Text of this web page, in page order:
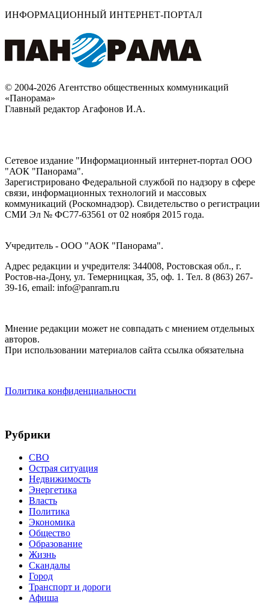
ИНФОРМАЦИОННЫЙ ИНТЕРНЕТ-ПОРТАЛ
© 2004-2026 Агентство общественных коммуникаций
«Панорама»
Главный редактор Агафонов И.А.
Сетевое издание "Информационный интернет-портал ООО
"АОК "Панорама".
Зарегистрировано Федеральной службой по надзору в сфере
связи, информационных технологий и массовых
коммуникаций (Роскомнадзор). Cвидетельство о регистрации
СМИ Эл № ФС77-63561 от 02 ноября 2015 года.
Учредитель - ООО "АОК "Панорама".
Адрес редакции и учредителя: 344008, Ростовская обл., г.
Ростов-на-Дону, ул. Темерницкая, 35, оф. 1. Тел. 8 (863) 267-
39-16, email: info@panram.ru
Мнение редакции может не совпадать с мнением отдельных
авторов.
При использовании материалов сайта ссылка обязательна
Политика конфиденциальности
Рубрики
СВО
Острая ситуация
Недвижимость
Энергетика
Власть
Политика
Экономика
Общество
Образование
Жизнь
Скандалы
Город
Транспорт и дороги
Афиша